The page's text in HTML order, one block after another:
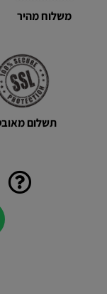
משלוח מהיר
תשלום